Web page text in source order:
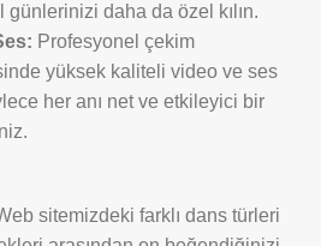
daha da özel kılın.
Profesyonel çekim
yüksek kaliteli video ve ses
her anı net ve etkileyici bir
sitemizdeki farklı dans türleri